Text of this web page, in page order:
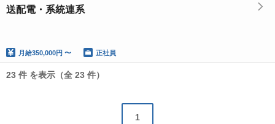
送配電・系統連系
月給350,000円 〜 正社員
23 件 を表示（全 23 件）
1